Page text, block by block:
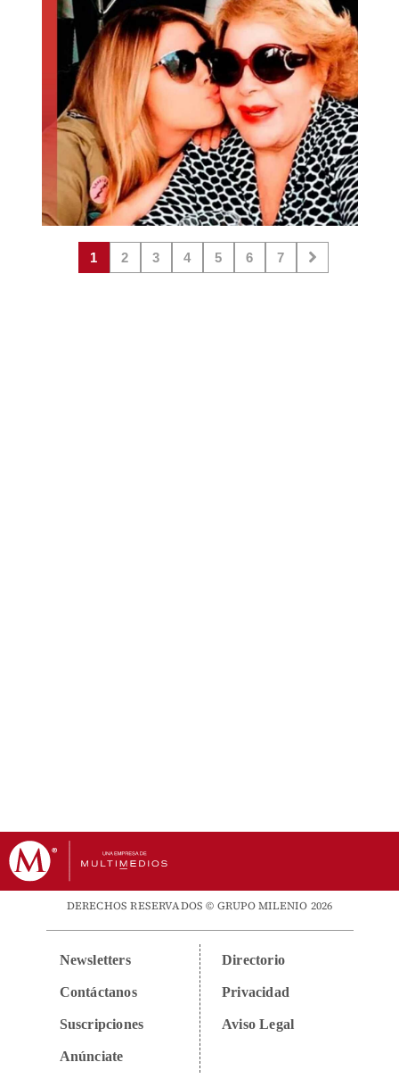
1 2 3 4 5 6 7
DERECHOS RESERVADOS © GRUPO MILENIO 2026
Newsletters
Contáctanos
Suscripciones
Anúnciate
Directorio
Privacidad
Aviso Legal